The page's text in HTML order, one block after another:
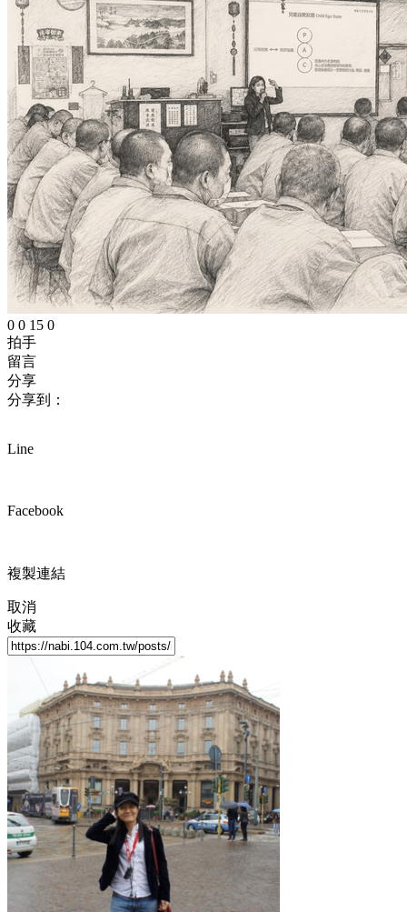
0 0 15 0
拍手
留言
分享
分享到：
Line
Facebook
複製連結
取消
收藏